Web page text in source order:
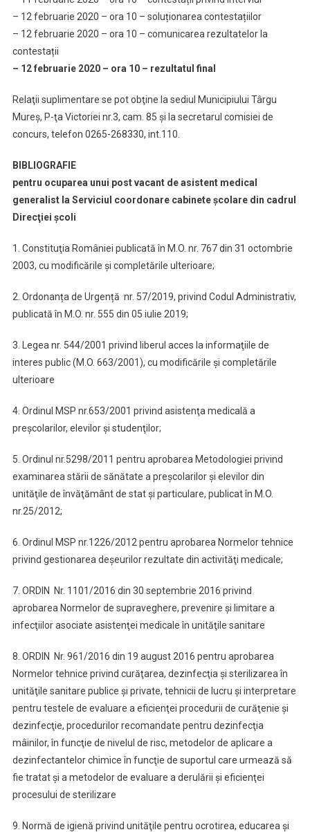
– 12 februarie 2020 – ora 10 – soluționarea contestațiilor
– 12 februarie 2020 – ora 10 – comunicarea rezultatelor la
contestații
– 12 februarie 2020 – ora 10 – rezultatul final
Relaţii suplimentare se pot obţine la sediul Municipiului Târgu
Mureş, P-ţa Victoriei nr.3, cam. 85 și la secretarul comisiei de
concurs, telefon 0265-268330, int.110.
BIBLIOGRAFIE
pentru ocuparea unui post vacant de asistent medical
generalist la Serviciul coordonare cabinete şcolare din cadrul
Direcţiei şcoli
1. Constituţia României publicată în M.O. nr. 767 din 31 octombrie
2003, cu modificările şi completările ulterioare;
2. Ordonanța de Urgență nr. 57/2019, privind Codul Administrativ,
publicată în M.O. nr. 555 din 05 iulie 2019;
3. Legea nr. 544/2001 privind liberul acces la informaţiile de
interes public (M.O. 663/2001), cu modificările şi completările
ulterioare
4. Ordinul MSP nr.653/2001 privind asistenţa medicală a
preşcolarilor, elevilor şi studenţilor;
5. Ordinul nr.5298/2011 pentru aprobarea Metodologiei privind
examinarea stării de sănătate a preşcolarilor şi elevilor din
unităţile de învăţământ de stat şi particulare, publicat în M.O.
nr.25/2012;
6. Ordinul MSP nr.1226/2012 pentru aprobarea Normelor tehnice
privind gestionarea deşeurilor rezultate din activităţi medicale;
7. ORDIN Nr. 1101/2016 din 30 septembrie 2016 privind
aprobarea Normelor de supraveghere, prevenire şi limitare a
infecţiilor asociate asistenţei medicale în unităţile sanitare
8. ORDIN Nr. 961/2016 din 19 august 2016 pentru aprobarea
Normelor tehnice privind curăţarea, dezinfecţia şi sterilizarea în
unităţile sanitare publice şi private, tehnicii de lucru şi interpretare
pentru testele de evaluare a eficienţei procedurii de curăţenie şi
dezinfecţie, procedurilor recomandate pentru dezinfecţia
mâinilor, în funcţie de nivelul de risc, metodelor de aplicare a
dezinfectantelor chimice în funcţie de suportul care urmează să
fie tratat şi a metodelor de evaluare a derulării şi eficienţei
procesului de sterilizare
9. Normă de igienă privind unităţile pentru ocrotirea, educarea şi